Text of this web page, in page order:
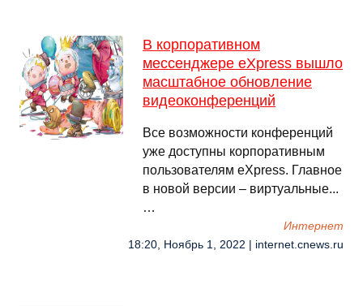
В корпоративном
мессенджере eXpress вышло
масштабное обновление
видеоконференций
Все возможности конференций
уже доступны корпоративным
пользователям eXpress. Главное
в новой версии – виртуальные...
…
Интернет
18:20, Ноябрь 1, 2022 | internet.cnews.ru